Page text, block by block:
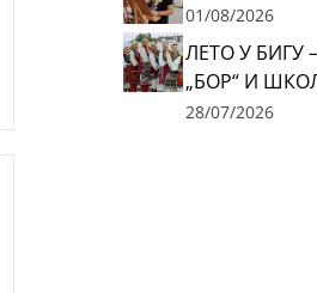
01/08/2026
ЛЕТО У БИГУ
„БОР“ И
28/07/2026